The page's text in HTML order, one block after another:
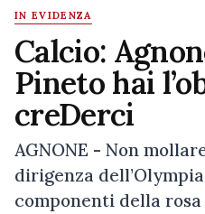
IN EVIDENZA
Calcio:
Pineto hai
creDerci
AGNONE - Non
dirigenza
componenti della